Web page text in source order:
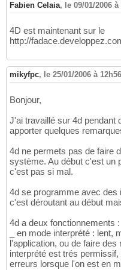
Fabien Celaia, le 09/01/2006
4D est maintenant sur le
http://
mikyfpc, le 25/01/2006 à 12h56
Bonjour,
J'ai travaillé sur 4d pendant
apporter quelques
4d ne permets pas de faire
système. Au début c'est un
c'est pas si mal.
4d se programme avec des
c'est déroutant au début
4d a deux fonctionnements :
_ en mode interprété : lent,
l'application, ou de faire
interprété est trés
erreurs lorsque l'on est en